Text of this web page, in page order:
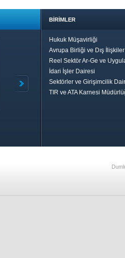
BİRİMLER
Hukuk Müşavirliği
Avrupa Birliği ve Dış
Reel Sektör Ar-Ge ve
İdari İşler Dairesi
Sektörler ve Girişimcilik
TIR ve ATA Karnesi